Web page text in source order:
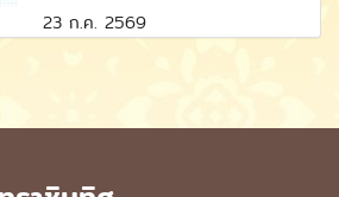
23 ก.ค. 2569